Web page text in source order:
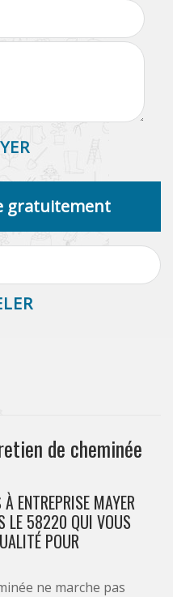
gratuitement
de cheminée
ENTREPRISE MAYER
LE 58220 QUI VOUS
POUR
ne marche pas